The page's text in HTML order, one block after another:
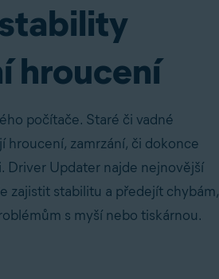
hroucení
počítače. Staré či vadné
hroucení, zamrzání, či dokonce
. Driver Updater najde nejnovější
zajistit stabilitu a předejít chybám,
s myší nebo tiskárnou.